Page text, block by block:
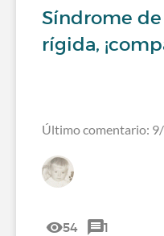
Síndrome
rígida,
Último comentario:
54 1